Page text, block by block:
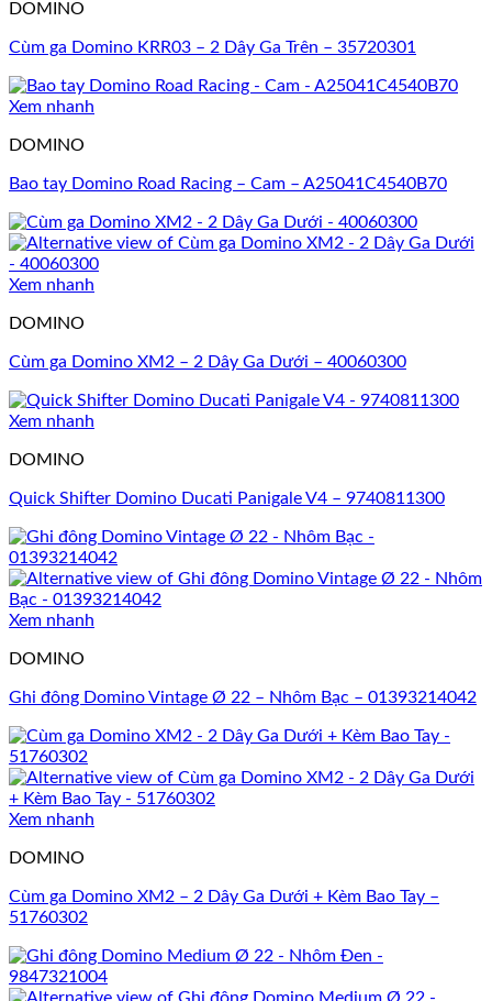
DOMINO
Cùm ga Domino KRR03 – 2 Dây Ga Trên – 35720301
Xem nhanh
DOMINO
Bao tay Domino Road Racing – Cam – A25041C4540B70
Xem nhanh
DOMINO
Cùm ga Domino XM2 – 2 Dây Ga Dưới – 40060300
Xem nhanh
DOMINO
Quick Shifter Domino Ducati Panigale V4 – 9740811300
Xem nhanh
DOMINO
Ghi đông Domino Vintage Ø 22 – Nhôm Bạc – 01393214042
Xem nhanh
DOMINO
Cùm ga Domino XM2 – 2 Dây Ga Dưới + Kèm Bao Tay –
51760302